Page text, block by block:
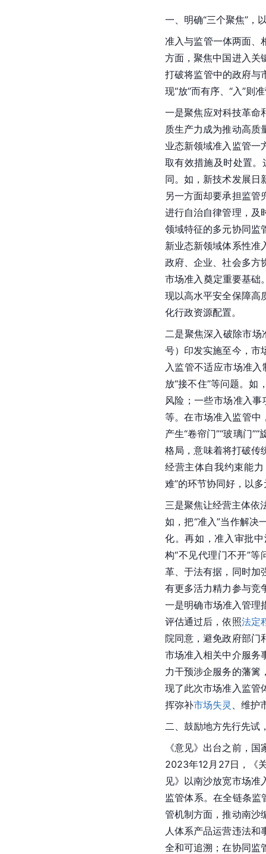
一、明确“三个聚焦”，
准入与监管一体两面、
方面，聚焦中国进入关
打破将监管中的政府与
现“放”而有序、“入”则
一是聚焦应对科技革命
质生产力成为推动高质
业态新领域准入监管一
取有效措施及时处置
同。如，新技术发展日
另一方面却要承担监管
进行自治自律管理，及
领域特征的多元协同监
新业态新领域体系性准
政府、企业、社会多方
市场准入奠定重要基础
现以高水平安全保障高
化行政资源配置。
二是聚焦深入破除市场
号）印发实施至今，市
入监管不适应市场准
放“接不住”等问题。
风险；一些市场准入
等。在市场准入监管中
产生“卷帘门”“玻璃门
格局，意味着将打破传
经营主体自我约束能
难”的环节协同好，以
三是聚焦让经营主体依
如，把“准入”当作解决
化。再如，准入审批
构“不见代理门不开”
革、于法有据，同时加
有更多活力精力参与竞
一是明确市场准入管理
评估通过后，依照法定
院同意，避免政府部门
市场准入相关中介服务
力干预涉企服务的藩篱
现了此次市场准入监管
挥弥补市场失灵 、维护
二、鼓励地方先行先试
《意见》出台之前，
2023年12月27日，《
见》以南沙放宽市场
监管体系。在全链条
管机制方面，推动南沙
人体系产品运营违法和
全和可追溯；在协同监